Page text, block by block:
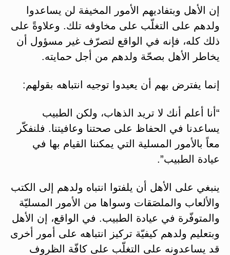
إن الأهل وبتفاديهم الأمور المخيفة لن يساعدوا
ولدهم على التغلّب على مخاوفه تلك. وعلاوةً على
ذلك كله، فإنه في الواقع لتصرّف غير مسؤول أن
يخاطر الأهل بصحّة ولدهم من أجل حمايته.
إنما يفترض بهم أن يعيدوا توجيه انتباهه بقولهم:
“أنا أعلم أنك لا تريد الذهاب، ولكن الطبيب
يساعدنا في الحفاظ على صحتنا وعافيتنا. فلنفكّر
معاً بالأمور المسلية التي يمكننا القيام بها في
عيادة الطبيب”.
ينبغي على الأهل أن يلفتوا انتباه ولدهم إلى الكتب
والألعاب والملصَقات وسواها من الأمور المسليّة
والمتوفّرة في عيادة الطبيب. في الواقع، إن الأهل
وبتعليم ولدهم كيفيّة تركيز انتباهه على أمور أخرى
قد يساعدونه على التغلّب على كافّة الظروف